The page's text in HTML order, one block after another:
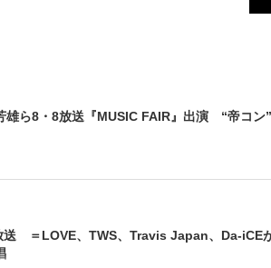
雄ら8・8放送『MUSIC FAIR』出演 “帝コン
放送される『MUSIC FAIR』（毎週土曜 18：00～18：30）に
佐藤隆紀、桜井玲香、岡宮来夢の出演が決定した。8月7日に東
する。 2024年2月、二代目帝国劇場の最終公演として上演さ
グ楽曲「THE 帝劇」の歌詞をブラッシュアップ。今回のカン
は8人がそれぞれソロパートを歌い、二代目帝劇の懐かしい
送 ＝LOVE、TWS、Travis Japan、Da-